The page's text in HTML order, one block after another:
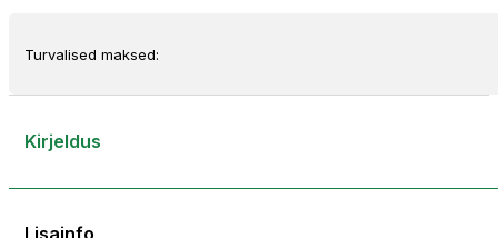
Turvalised maksed:
Kirjeldus